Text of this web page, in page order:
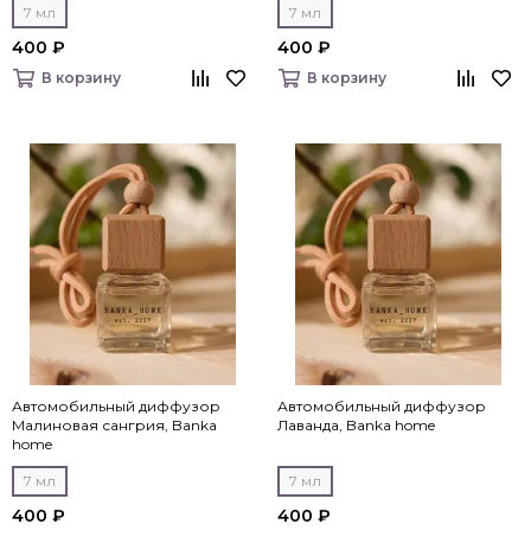
7 мл
400 ₽
В корзину
7 мл
400 ₽
В корзину
Автомобильный диффузор
Малиновая сангрия, Banka
home
7 мл
400 ₽
Автомобильный диффузор
Лаванда, Banka home
7 мл
400 ₽